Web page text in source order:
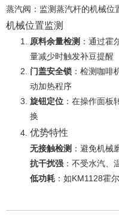
蒸汽阀：监测蒸汽杆的机械位
机械位置监测
原料余量检测 ：通过霍
量减少时触发补豆提醒‌
门盖安全锁 ：检测咖啡
动加热程序‌
旋钮定位 ：在操作面板
换
优势特性
无接触检测 ：避免机械
抗干扰强 ：不受水汽、
低功耗 ：如KM1128霍